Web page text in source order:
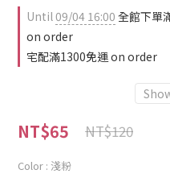
Until09/04 16:00 全館下單
on order
宅配滿1300免運 on order
NT$65 NT$120
Color : 淺粉